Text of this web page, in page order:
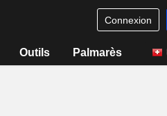
Connexion
Outils Palmarès